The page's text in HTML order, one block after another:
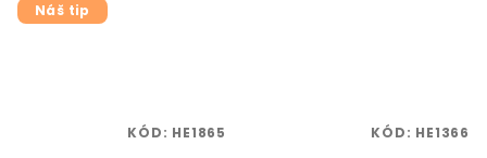
Náš tip
KÓD: HE1865 KÓD: HE1366